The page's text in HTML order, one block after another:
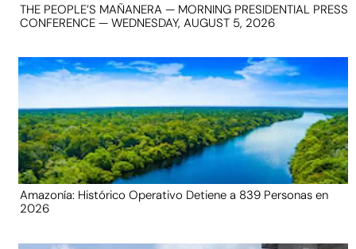
THE PEOPLE’S MAÑANERA — MORNING PRESIDENTIAL PRESS
CONFERENCE — WEDNESDAY, AUGUST 5, 2026
Amazonía: Histórico Operativo Detiene a 839 Personas en
2026